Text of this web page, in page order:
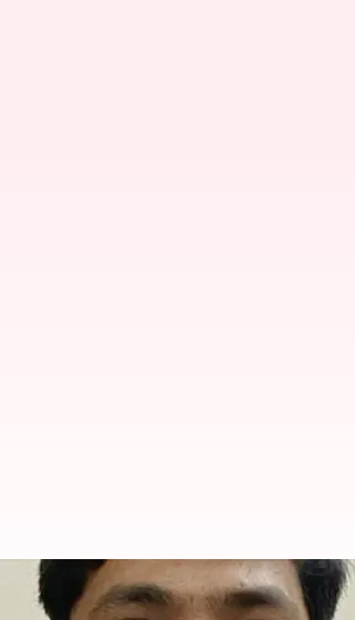
தங்கப் பல்லை